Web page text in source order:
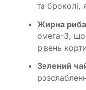
та броколі,
Жирна риба
омега-3, що
рівень
Зелений